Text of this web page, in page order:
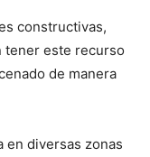
constructivas,
tener este recurso
de manera
en diversas zonas